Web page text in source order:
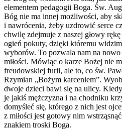
elementem pedagogii Boga. Św.
Bóg nie ma innej możliwości, aby
i nawrócenia, żeby uzdrowić serce
chwilę zdejmuje z naszej głowy
ogień pokuty, dzięki któremu
wyborów. To pozwala nam na
miłości. Mówiąc o karze Bożej nie
freudowskiej furii, ale to, co św.
Rzymian „Bożym karceniem”.
dwoje dzieci bawi się na ulicy.
je jakiś mężczyzna i na chodniku
domyśleć się, którego z nich jest
z miłości jest gotowy nim
znakiem troski Boga.